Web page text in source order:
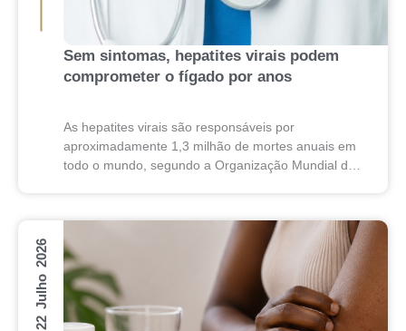
Sem sintomas, hepatites virais podem
comprometer o fígado por anos
As hepatites virais são responsáveis por
aproximadamente 1,3 milhão de mortes anuais em
todo o mundo, segundo a Organização Mundial da
22 Julho 2026